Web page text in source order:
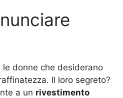
donne che desiderano
Il loro segreto?
a un rivestimento